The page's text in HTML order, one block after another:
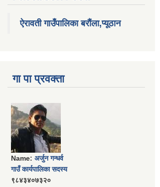
ऐरावती गाउँपालिका बरौंला,प्यूठान
गा पा प्रवक्ता
Name: अर्जुन गन्धर्व
गाउँ कार्यपालिका सदस्य
९८४३४०७३२०